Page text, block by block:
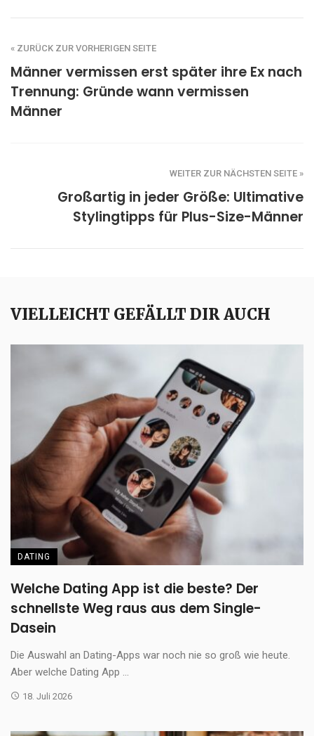
« ZURÜCK ZUR VORHERIGEN SEITE
Männer vermissen erst später ihre Ex nach
Trennung: Gründe wann vermissen
Männer
WEITER ZUR NÄCHSTEN SEITE »
Großartig in jeder Größe: Ultimative
Stylingtipps für Plus-Size-Männer
VIELLEICHT GEFÄLLT DIR AUCH
DATING
Welche Dating App ist die beste? Der
schnellste Weg raus aus dem Single-
Dasein
Die Auswahl an Dating-Apps war noch nie so groß wie heute.
Aber welche Dating App ...
18. Juli 2026